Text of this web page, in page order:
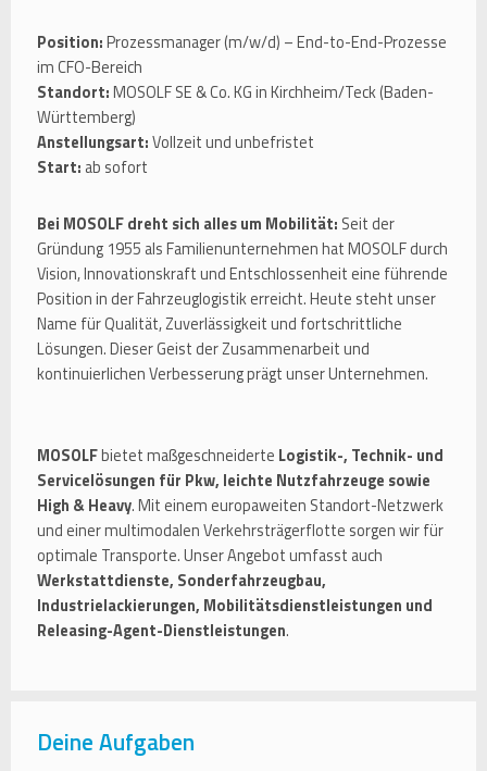
Position:Prozessmanager (m/w/d) – End-to-End-Prozesse
im CFO-Bereich
Standort:MOSOLF SE & Co. KG in Kirchheim/Teck (Baden-
Württemberg)
Anstellungsart:Vollzeit und unbefristet
Start: ab sofort
Bei MOSOLF dreht sich alles um Mobilität: Seit der
Gründung 1955 als Familienunternehmen hat MOSOLF durch
Vision, Innovationskraft und Entschlossenheit eine führende
Position in der Fahrzeuglogistik erreicht. Heute steht unser
Name für Qualität, Zuverlässigkeit und fortschrittliche
Lösungen. Dieser Geist der Zusammenarbeit und
kontinuierlichen Verbesserung prägt unser Unternehmen.
MOSOLFbietet maßgeschneiderte Logistik-, Technik- und
Servicelösungen für Pkw, leichte Nutzfahrzeuge sowie
High & Heavy. Mit einem europaweiten Standort-Netzwerk
und einer multimodalen Verkehrsträgerflotte sorgen wir für
optimale Transporte. Unser Angebot umfasst auch
Werkstattdienste, Sonderfahrzeugbau,
Industrielackierungen, Mobilitätsdienstleistungen und
Releasing-Agent-Dienstleistungen.
Deine Aufgaben